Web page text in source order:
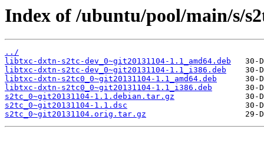
Index of /ubuntu/pool/main/s/
../
libtxc-dxtn-s2tc-dev_0~git20131104-1.1_amd64.deb
libtxc-dxtn-s2tc-dev_0~git20131104-1.1_i386.deb
libtxc-dxtn-s2tc0_0~git20131104-1.1_amd64.deb
libtxc-dxtn-s2tc0_0~git20131104-1.1_i386.deb
s2tc_0~git20131104-1.1.debian.tar.gz
s2tc_0~git20131104-1.1.dsc
s2tc_0~git20131104.orig.tar.gz